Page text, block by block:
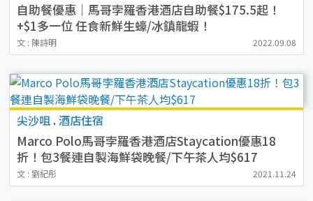
自助餐優惠｜馬哥孛羅香港酒店自助餐$175.5起！
+$1多一位 任食新鮮生蠔/冰鎮龍蝦！
文 : 陳詩明 2022.09.08
尖沙咀 . 酒店住宿
Marco Polo馬哥孛羅香港酒店Staycation優惠18
折！包3餐連自製海鮮袋晚餐/下午茶人均$617
文 : 劉紀彤 2021.11.24